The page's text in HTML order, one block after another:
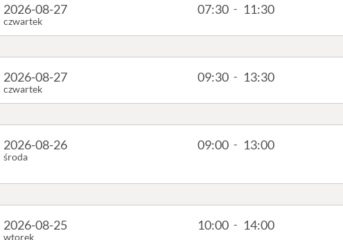
2026-08-27
czwartek
07:30 - 11:30
2026-08-27
czwartek
09:30 - 13:30
2026-08-26
środa
09:00 - 13:00
2026-08-25
wtorek
10:00 - 14:00